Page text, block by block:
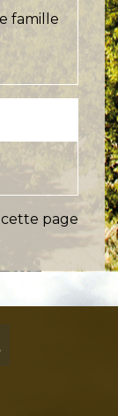
famille
page